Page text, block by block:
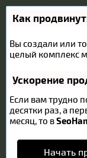
Как
Вы создали или
целый комплекс
Ускорение
Если вам трудно
десятки раз, а
месяц, то в
Начать